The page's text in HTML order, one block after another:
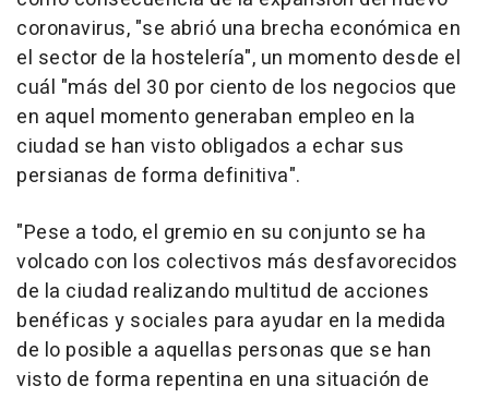
coronavirus, "se abrió una brecha económica en
el sector de la hostelería", un momento desde el
cuál "más del 30 por ciento de los negocios que
en aquel momento generaban empleo en la
ciudad se han visto obligados a echar sus
persianas de forma definitiva".
"Pese a todo, el gremio en su conjunto se ha
volcado con los colectivos más desfavorecidos
de la ciudad realizando multitud de acciones
benéficas y sociales para ayudar en la medida
de lo posible a aquellas personas que se han
visto de forma repentina en una situación de